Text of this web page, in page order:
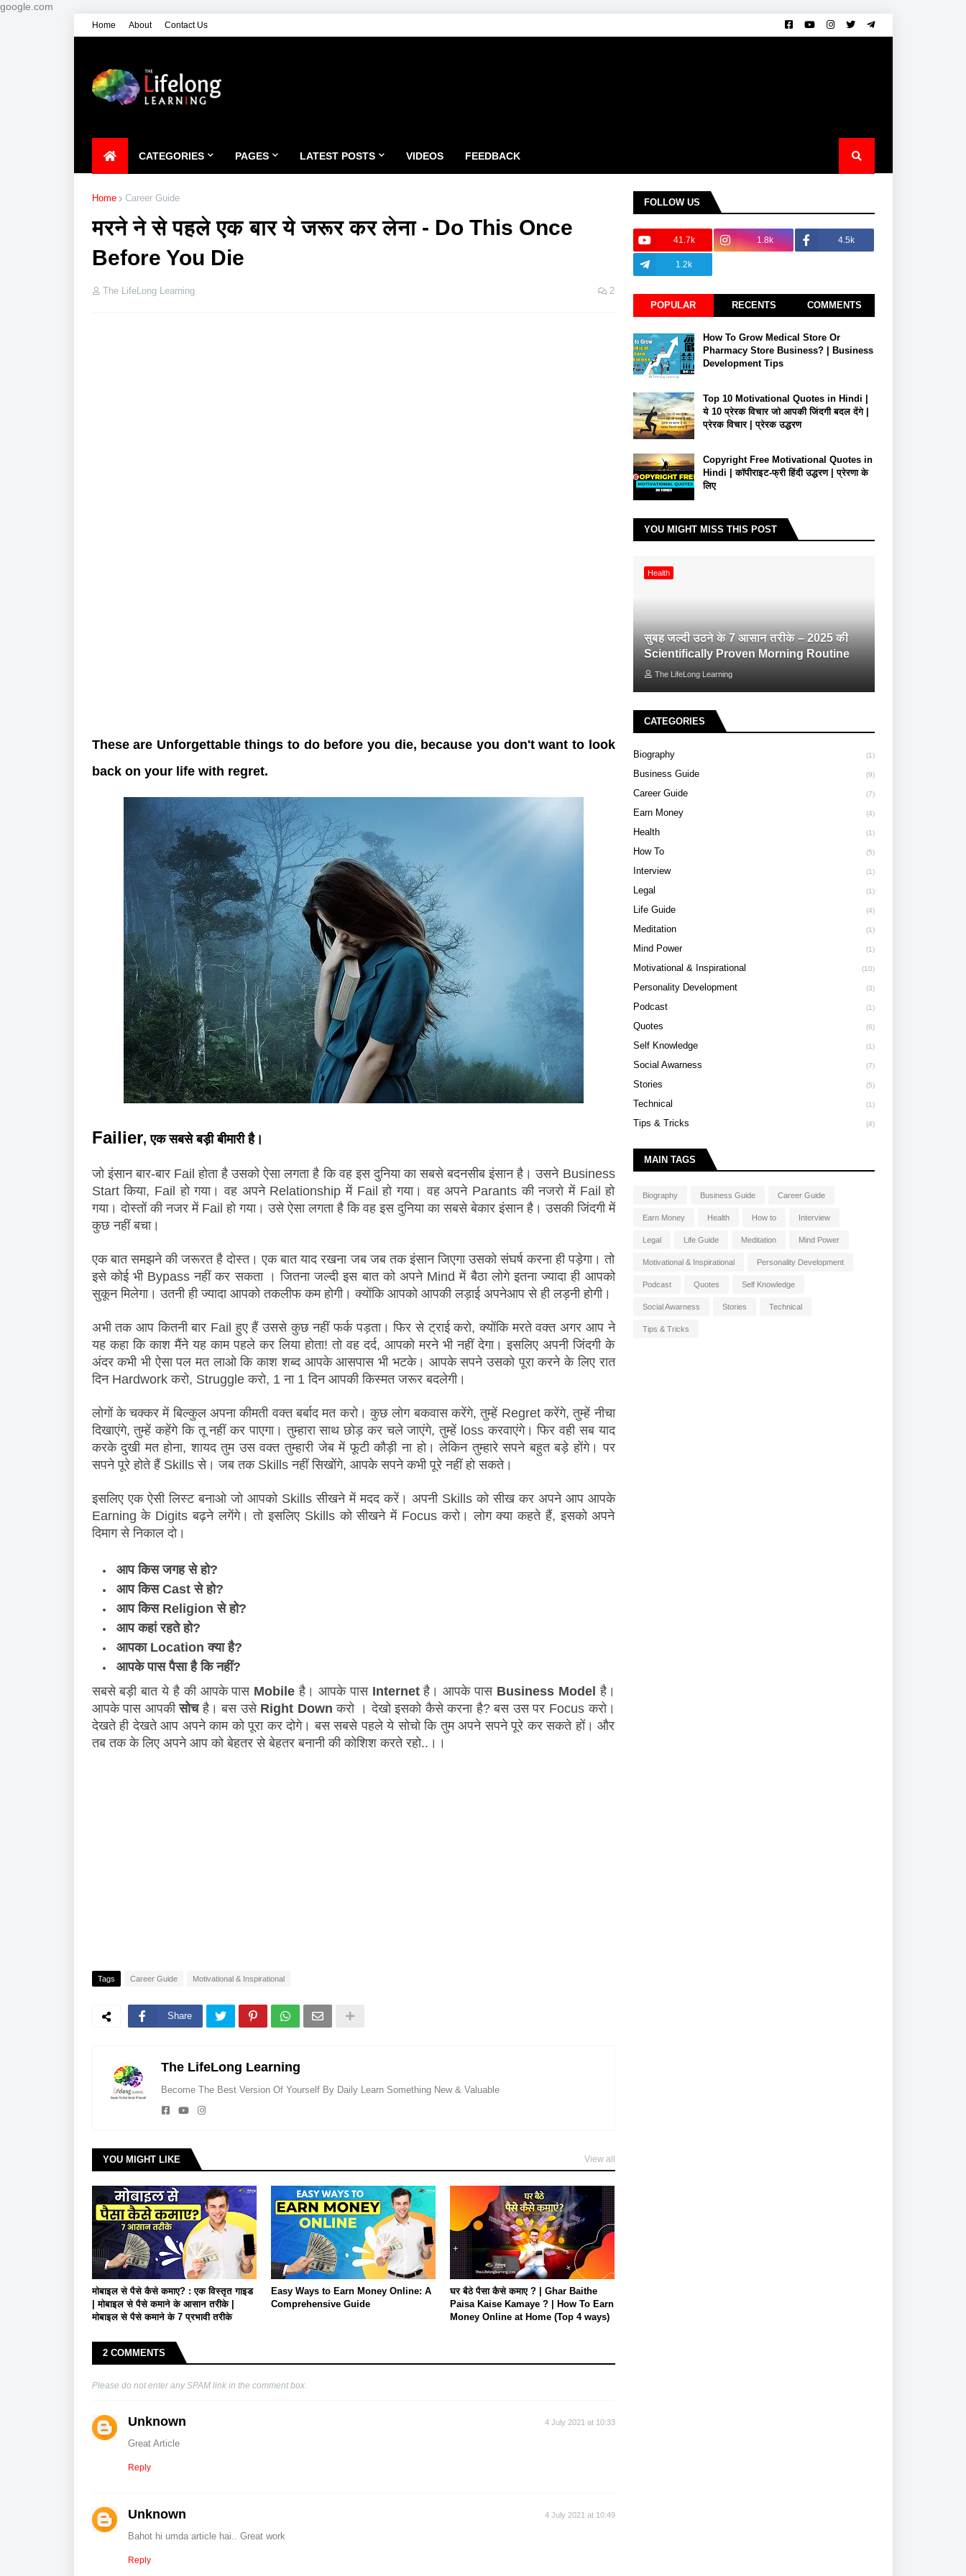
google.com
Home About Contact Us
CATEGORIES PAGES LATEST POSTS VIDEOS FEEDBACK
Home Career Guide
मरने ने से पहले एक बार ये जरूर कर लेना - Do This Once
Before You Die
The LifeLong Learning 2
These are Unforgettable things to do before you die, because you don't want to look
back on your life with regret.
Failier, एक सबसे बड़ी बीमारी है।
जो इंसान बार-बार Fail होता है उसको ऐसा लगता है कि वह इस दुनिया का सबसे बदनसीब इंसान है। उसने Business
Start किया, Fail हो गया। वह अपने Relationship में Fail हो गया। वह अपने Parants की नजरो में Fail हो
गया। दोस्तों की नजर में Fail हो गया। उसे ऐसा लगता है कि वह इस दुनिया का सबसे बेकार इंसान है। उसकी जिंदगी में
कुछ नहीं बचा।
एक बात समझने की जरूरत है दोस्त। एक बात याद रखना जब जब तक इंसान जिएगा उसको संघर्ष करना ही पड़ेगा। तो
इसे कोई भी Bypass नहीं कर सकता । जितना जल्दी इस बात को अपने Mind में बैठा लोगे इतना ज्यादा ही आपको
सुकून मिलेगा। उतनी ही ज्यादा आपको तकलीफ कम होगी। क्योंकि आपको आपकी लड़ाई अपनेआप से ही लड़नी होगी।
अभी तक आप कितनी बार Fail हुए हैं उससे कुछ नहीं फर्क पड़ता। फिर से ट्राई करो, क्योंकि मरते वक्त अगर आप ने
यह कहा कि काश मैंने यह काम पहले कर लिया होता! तो वह दर्द, आपको मरने भी नहीं देगा। इसलिए अपनी जिंदगी के
अंदर कभी भी ऐसा पल मत लाओ कि काश शब्द आपके आसपास भी भटके। आपके सपने उसको पूरा करने के लिए रात
दिन Hardwork करो, Struggle करो, 1 ना 1 दिन आपकी किस्मत जरूर बदलेगी।
लोगों के चक्कर में बिल्कुल अपना कीमती वक्त बर्बाद मत करो। कुछ लोग बकवास करेंगे, तुम्हें Regret करेंगे, तुम्हें नीचा
दिखाएंगे, तुम्हें कहेंगे कि तू नहीं कर पाएगा। तुम्हारा साथ छोड़ कर चले जाएंगे, तुम्हें loss करवाएंगे। फिर वही सब याद
करके दुखी मत होना, शायद तुम उस वक्त तुम्हारी जेब में फूटी कौड़ी ना हो। लेकिन तुम्हारे सपने बहुत बड़े होंगे। पर
सपने पूरे होते हैं Skills से। जब तक Skills नहीं सिखोंगे, आपके सपने कभी पूरे नहीं हो सकते।
इसलिए एक ऐसी लिस्ट बनाओ जो आपको Skills सीखने में मदद करें। अपनी Skills को सीख कर अपने आप आपके
Earning के Digits बढ़ने लगेंगे। तो इसलिए Skills को सीखने में Focus करो। लोग क्या कहते हैं, इसको अपने
दिमाग से निकाल दो।
आप किस जगह से हो?
आप किस Cast से हो?
आप किस Religion से हो?
आप कहां रहते हो?
आपका Location क्या है?
आपके पास पैसा है कि नहीं?
सबसे बड़ी बात ये है की आपके पास Mobile है। आपके पास Internet है। आपके पास Business Model है।
आपके पास आपकी सोच है। बस उसे Right Down करो । देखो इसको कैसे करना है? बस उस पर Focus करो।
देखते ही देखते आप अपने काम को पूरा कर दोगे। बस सबसे पहले ये सोचो कि तुम अपने सपने पूरे कर सकते हों। और
तब तक के लिए अपने आप को बेहतर से बेहतर बनानी की कोशिश करते रहो..।।
Tags Career Guide Motivational & Inspirational
Share
The LifeLong Learning
Become The Best Version Of Yourself By Daily Learn Something New & Valuable
YOU MIGHT LIKE View all
मोबाइल से पैसे कैसे कमाए? : एक विस्तृत गाइड
| मोबाइल से पैसे कमाने के आसान तरीके |
मोबाइल से पैसे कमाने के 7 प्रभावी तरीके
Easy Ways to Earn Money Online: A
Comprehensive Guide
घर बैठे पैसा कैसे कमाए ? | Ghar Baithe
Paisa Kaise Kamaye ? | How To Earn
Money Online at Home (Top 4 ways)
2 COMMENTS
Please do not enter any SPAM link in the comment box.
Unknown 4 July 2021 at 10:33
Great Article
Reply
Unknown 4 July 2021 at 10:49
Bahot hi umda article hai.. Great work
Reply
FOLLOW US
41.7k 1.8k 4.5k
1.2k
POPULAR RECENTS COMMENTS
How To Grow Medical Store Or
Pharmacy Store Business? | Business
Development Tips
Top 10 Motivational Quotes in Hindi |
ये 10 प्रेरक विचार जो आपकी जिंदगी बदल देंगे |
प्रेरक विचार | प्रेरक उद्धरण
Copyright Free Motivational Quotes in
Hindi | कॉपीराइट-फ्री हिंदी उद्धरण | प्रेरणा के
लिए
YOU MIGHT MISS THIS POST
Health
सुबह जल्दी उठने के 7 आसान तरीके – 2025 की
Scientifically Proven Morning Routine
The LifeLong Learning
CATEGORIES
Biography (1)
Business Guide (9)
Career Guide (7)
Earn Money (4)
Health (1)
How To (5)
Interview (1)
Legal (1)
Life Guide (4)
Meditation (1)
Mind Power (1)
Motivational & Inspirational (10)
Personality Development (3)
Podcast (1)
Quotes (6)
Self Knowledge (1)
Social Awarness (7)
Stories (5)
Technical (1)
Tips & Tricks (4)
MAIN TAGS
Biography Business Guide Career Guide
Earn Money Health How to Interview
Legal Life Guide Meditation Mind Power
Motivational & Inspirational Personality Development
Podcast Quotes Self Knowledge
Social Awarness Stories Technical
Tips & Tricks